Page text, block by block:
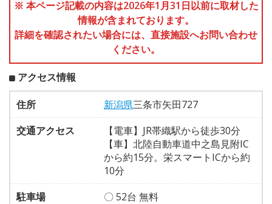
※ 本ページ記載の内容は2026年1月31日以前に取材した
情報が含まれております。
詳細を確認されたい場合には、直接施設へお問い合わせ
ください。
アクセス情報
住所 新潟県三条市矢田727
交通アクセス
【電車】JR帯織駅から徒歩30分
【車】北陸自動車道中之島見附IC
から約15分。栄スマートICから約
10分
駐車場
〇 52台 無料